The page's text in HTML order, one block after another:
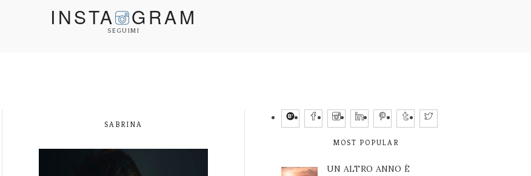
INSTA GRAM
SEGUIMI
SABRINA
MOST POPULAR
UN ALTRO ANNO È